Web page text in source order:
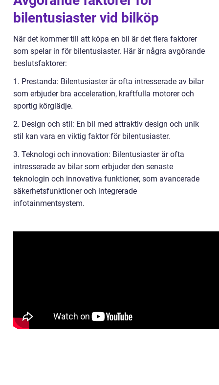
bilentusiaster vid bilköp
När det kommer till att köpa en bil är det flera faktorer
som spelar in för bilentusiaster. Här är några avgörande
beslutsfaktorer:
1. Prestanda: Bilentusiaster är ofta intresserade av bilar
som erbjuder bra acceleration, kraftfulla motorer och
sportig körglädje.
2. Design och stil: En bil med attraktiv design och unik
stil kan vara en viktig faktor för bilentusiaster.
3. Teknologi och innovation: Bilentusiaster är ofta
intresserade av bilar som erbjuder den senaste
teknologin och innovativa funktioner, som avancerade
säkerhetsfunktioner och integrerade
infotainmentsystem.